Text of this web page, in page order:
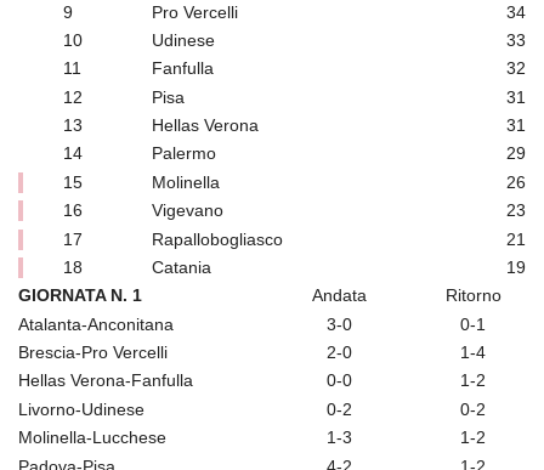
9
Pro Vercelli
34
10
Udinese
33
11
Fanfulla
32
12
Pisa
31
13
Hellas Verona
31
14
Palermo
29
15
Molinella
26
16
Vigevano
23
17
Rapallobogliasco
21
18
Catania
19
GIORNATA N. 1
Andata
Ritorno
Atalanta-Anconitana
3-0
0-1
Brescia-Pro Vercelli
2-0
1-4
Hellas Verona-Fanfulla
0-0
1-2
Livorno-Udinese
0-2
0-2
Molinella-Lucchese
1-3
1-2
Padova-Pisa
4-2 1-2